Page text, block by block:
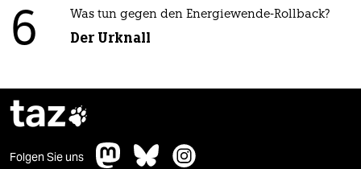
6 Was tun gegen den Energiewende-Rollback?
Der Urknall
taz
Folgen Sie uns